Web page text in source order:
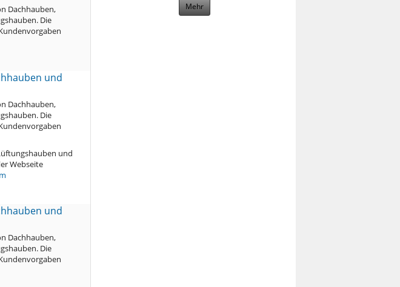
Dachhauben,
Die
und
Dachhauben,
Die
und
Webseite
und
Dachhauben,
Die
Mehr